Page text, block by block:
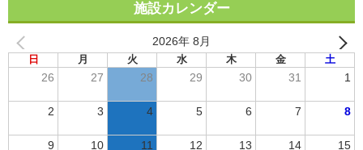
施設カレンダー
2026年 8月
日 月 火 水 木 金 土
26 27 28 29 30 31 1
2 3 4 5 6 7 8
9 10 11 12 13 14 15